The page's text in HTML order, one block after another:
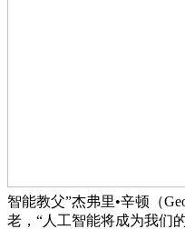
智能教父”杰弗里•辛顿（
老，“人工智能将成为我们